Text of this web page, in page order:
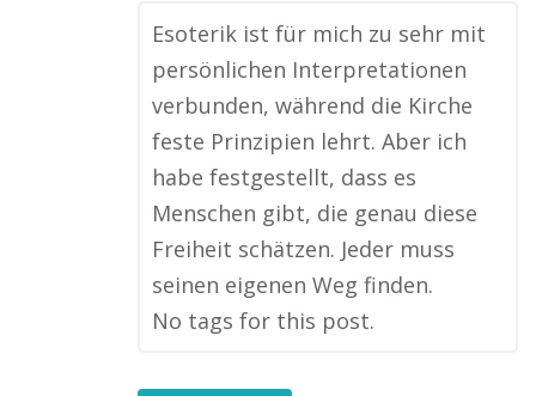
Esoterik ist für mich zu sehr mit
persönlichen Interpretationen
verbunden, während die Kirche
feste Prinzipien lehrt. Aber ich
habe festgestellt, dass es
Menschen gibt, die genau diese
Freiheit schätzen. Jeder muss
seinen eigenen Weg finden.
No tags for this post.